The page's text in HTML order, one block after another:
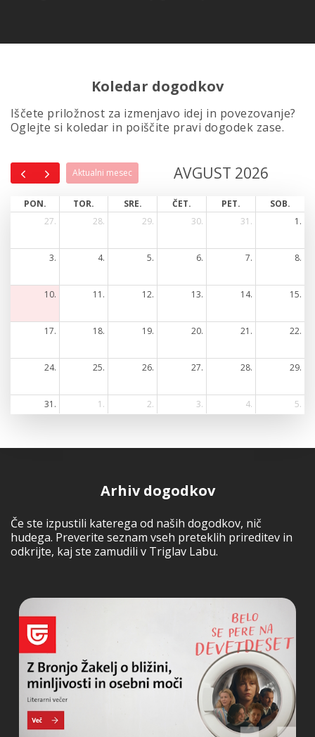
Koledar dogodkov
Iščete priložnost za izmenjavo idej in povezovanje?
Oglejte si koledar in poiščite pravi dogodek zase.
Aktualni mesec AVGUST 2026
PON. TOR. SRE. ČET. PET.
SOB.
27.
28. 29. 30. 31. 1.
3. 4. 5. 6. 7. 8.
10. 11. 12. 13. 14. 15.
17. 18. 19. 20. 21. 22.
24. 25. 26. 27. 28. 29.
31. 1. 2. 3. 4. 5.
Arhiv dogodkov
Če ste izpustili katerega od naših dogodkov, nič
hudega. Preverite seznam vseh preteklih prireditev in
odkrijte, kaj ste zamudili v Triglav Labu.